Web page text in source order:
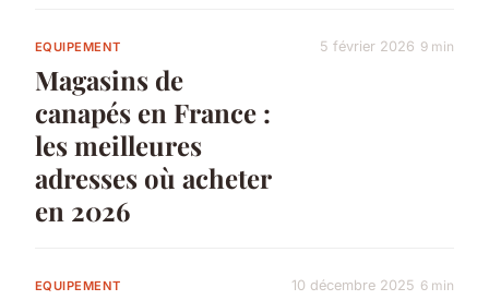
EQUIPEMENT
Magasins de
canapés en France :
les meilleures
adresses où acheter
en 2026
5 février 2026 9 min
EQUIPEMENT 10 décembre 2025 6 min